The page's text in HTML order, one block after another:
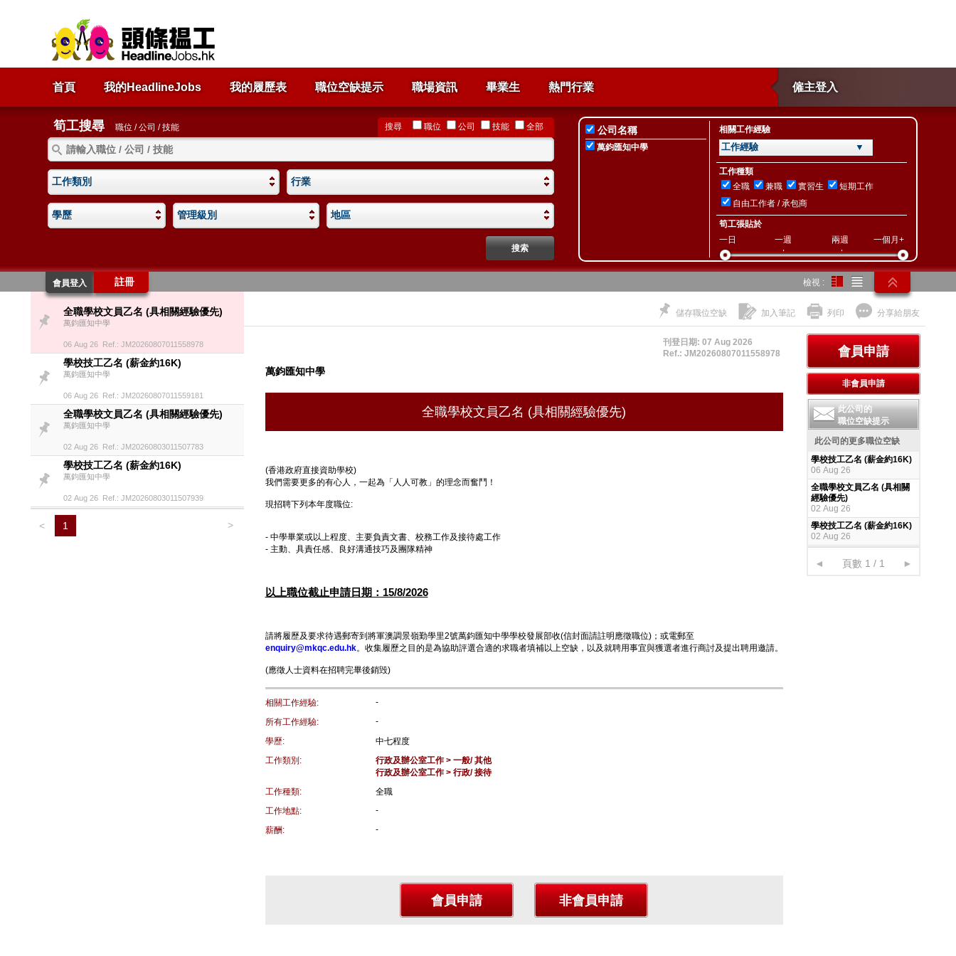
首頁 我的HeadlineJobs 我的履歷表 職位空缺提示 職場資訊 畢業生 僱主登入
熱門行業
筍工搜尋 職位 / 公司 / 技能 搜尋 職位 公司 技能 全部
工作類別 行業
學歷 管理級別 地區
公司名稱
萬鈞匯知中學
相關工作經驗
工作經驗 ▼
工作種類
全職
兼職 實習生
短期工作
自由工作者 / 承包商
筍工張貼於
一日
一週 兩週 一個月+
會員登入 註冊 檢視 :
全職學校文員乙名 (具相關經驗優先)
萬鈞匯知中學
06 Aug 26 Ref.: JM20260807011558978
學校技工乙名 (薪金約16K)
萬鈞匯知中學
06 Aug 26 Ref.: JM20260807011559181
全職學校文員乙名 (具相關經驗優先)
萬鈞匯知中學
02 Aug 26 Ref.: JM20260803011507783
學校技工乙名 (薪金約16K)
萬鈞匯知中學
02 Aug 26 Ref.: JM20260803011507939
< 1 >
儲存職位空缺 加入筆記 列印 分享給朋友
刊登日期: 07 Aug 2026
Ref.: JM20260807011558978
萬鈞匯知中學
全職學校文員乙名 (具相關經驗優先)
(香港政府直接資助學校)
我們需要更多的有心人，一起為「人人可教」的理念而奮鬥！
現招聘下列本年度職位:
- 中學畢業或以上程度、主要負責文書、校務工作及接待處工作
- 主動、具責任感、良好溝通技巧及團隊精神
以上職位截止申請日期：15/8/2026
請將履歷及要求待遇郵寄到將軍澳調景嶺勤學里2號萬鈞匯知中學學校發展部收(信封面請註明應徵職位)；或電郵至
enquiry@mkqc.edu.hk。收集履歷之目的是為協助評選合適的求職者填補以上空缺，以及就聘用事宜與獲選者進行商討及提出聘用邀請。
(應徵人士資料在招聘完畢後銷毁)
相關工作經驗:
-
所有工作經驗:
-
學歷:
中七程度
工作類別:
行政及辦公室工作 > 一般/ 其他
行政及辦公室工作 > 行政/ 接待
工作種類:
全職
工作地點:
-
薪酬:
-
此公司的
職位空缺提示
此公司的更多職位空缺
學校技工乙名 (薪金約16K)
06 Aug 26
全職學校文員乙名 (具相關
經驗優先)
02 Aug 26
學校技工乙名 (薪金約16K)
02 Aug 26
◄ 頁數 1 / 1 ►